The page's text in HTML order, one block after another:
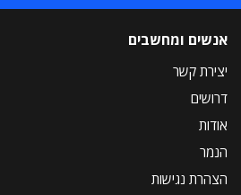
אנשים ומחשבים
יצירת קשר
דרושים
אודות
הנמר
הצהרת נגישות